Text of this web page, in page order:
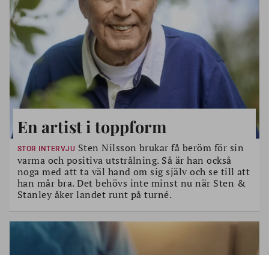
En artist i toppform
STOR INTERVJU Sten Nilsson brukar få beröm för sin
varma och positiva utstrålning. Så är han också
noga med att ta väl hand om sig själv och se till att
han mår bra. Det behövs inte minst nu när Sten &
Stanley åker landet runt på turné.